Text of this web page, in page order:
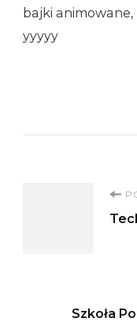
bajki animowane,
yyyyy
Szkoła